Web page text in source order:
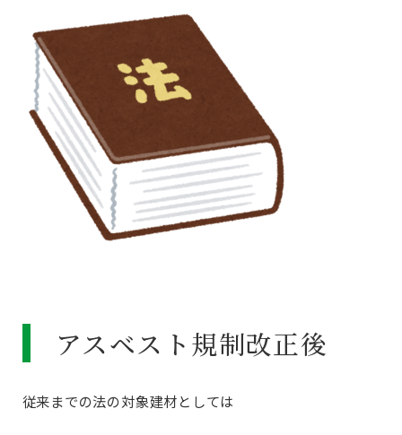
アスベスト規制改正後
従来までの法の対象建材としては